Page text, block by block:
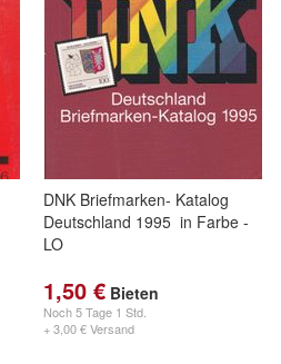
DNK Briefmarken- Katalog
Deutschland 1995 in Farbe -
LO
1,50 € Bieten
Noch5 Tage 1 Std.
+ 3,00 € Versand